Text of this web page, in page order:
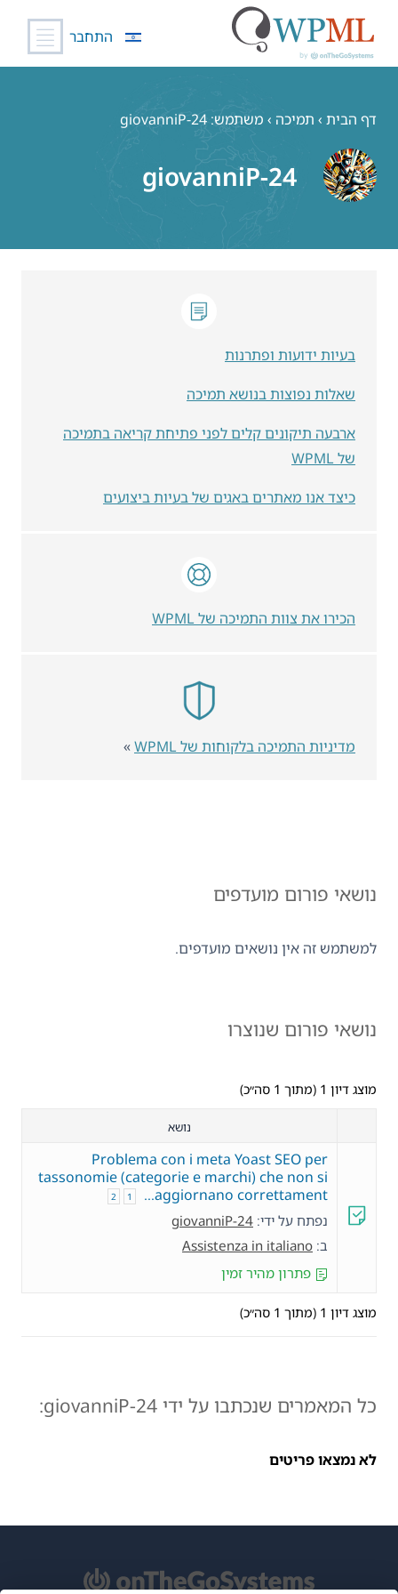
התחבר
דף הבית › תמיכה › משתמש: giovanniP-24
giovanniP-24
נושאי פורום מועדפים
למשתמש זה אין נושאים מועדפים.
נושאי פורום שנוצרו
מוצג דיון 1 (מתוך 1 סה״כ)
נושא
Problema con i meta Yoast SEO per
tassonomie (categorie e marchi) che non si
aggiornano correttament…
1
2
נפתח על ידי: giovanniP-24
ב: Assistenza in italiano
פתרון מהיר זמין
מוצג דיון 1 (מתוך 1 סה״כ)
כל המאמרים שנכתבו על ידי giovanniP-24:
לא נמצאו פריטים
בעיות ידועות ופתרנות
שאלות נפוצות בנושא תמיכה
ארבעה תיקונים קלים לפני פתיחת קריאה בתמיכה
של WPML
כיצד אנו מאתרים באגים של בעיות ביצועים
הכירו את צוות התמיכה של WPML
מדיניות התמיכה בלקוחות של WPML »